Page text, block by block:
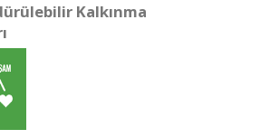
Kalkınma